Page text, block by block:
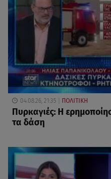
04.08.26, 21:35 ΠΟΛΙΤΙΚΗ
Πυρκαγιές: Η
τα δάση